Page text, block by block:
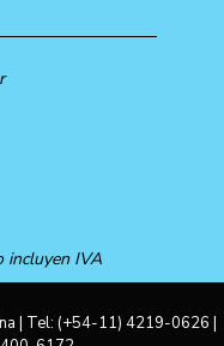
incluyen IVA
| Tel: (+54-11) 4219-0626 |